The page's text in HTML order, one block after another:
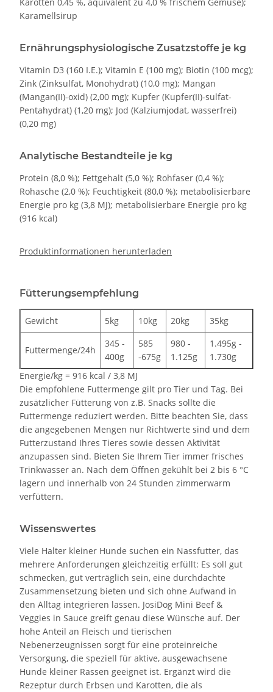
Karamellsirup
Ernährungsphysiologische Zusatzstoffe je kg
Vitamin D3 (160 I.E.); Vitamin E (100 mg); Biotin (100 mcg);
Zink (Zinksulfat, Monohydrat) (10,0 mg); Mangan
(Mangan(II)-oxid) (2,00 mg); Kupfer (Kupfer(II)-sulfat-
Pentahydrat) (1,20 mg); Jod (Kalziumjodat, wasserfrei)
(0,20 mg)
Analytische Bestandteile je kg
Protein (8,0 %); Fettgehalt (5,0 %); Rohfaser (0,4 %);
Rohasche (2,0 %); Feuchtigkeit (80,0 %); metabolisierbare
Energie pro kg (3,8 MJ); metabolisierbare Energie pro kg
(916 kcal)
Produktinformationen herunterladen
Fütterungsempfehlung
Gewicht 5kg 10kg 20kg 35kg
Futtermenge/24h
345 -
400g
585
-675g
980 -
1.125g
1.495g -
1.730g
Energie/kg = 916 kcal / 3,8 MJ
Die empfohlene Futtermenge gilt pro Tier und Tag. Bei
zusätzlicher Fütterung von z.B. Snacks sollte die
Futtermenge reduziert werden. Bitte beachten Sie, dass
die angegebenen Mengen nur Richtwerte sind und dem
Futterzustand Ihres Tieres sowie dessen Aktivität
anzupassen sind. Bieten Sie Ihrem Tier immer frisches
Trinkwasser an. Nach dem Öffnen gekühlt bei 2 bis 6 °C
lagern und innerhalb von 24 Stunden zimmerwarm
verfüttern.
Wissenswertes
Viele Halter kleiner Hunde suchen ein Nassfutter, das
mehrere Anforderungen gleichzeitig erfüllt: Es soll gut
schmecken, gut verträglich sein, eine durchdachte
Zusammensetzung bieten und sich ohne Aufwand in
den Alltag integrieren lassen. JosiDog Mini Beef &
Veggies in Sauce greift genau diese Wünsche auf. Der
hohe Anteil an Fleisch und tierischen
Nebenerzeugnissen sorgt für eine proteinreiche
Versorgung, die speziell für aktive, ausgewachsene
Hunde kleiner Rassen geeignet ist. Ergänzt wird die
Rezeptur durch Erbsen und Karotten, die als